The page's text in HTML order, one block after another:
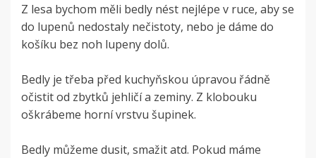
Z lesa bychom měli bedly nést nejlépe v ruce, aby se
do lupenů nedostaly nečistoty, nebo je dáme do
košíku bez noh lupeny dolů.
Bedly je třeba před kuchyňskou úpravou řádně
očistit od zbytků jehličí a zeminy. Z klobouku
oškrábeme horní vrstvu šupinek.
Bedly můžeme dusit, smažit atd. Pokud máme